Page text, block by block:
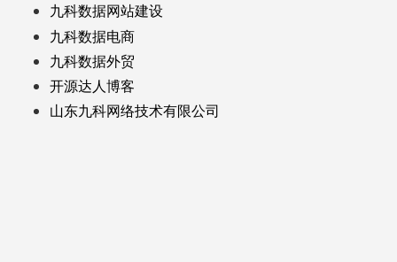
九科数据网站建设
九科数据电商
九科数据外贸
开源达人博客
山东九科网络技术有限公司